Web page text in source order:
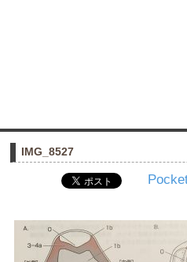
IMG_8527